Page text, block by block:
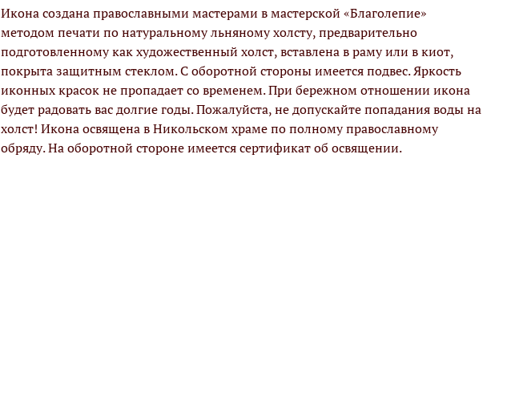
Икона создана православными мастерами в мастерской «Благолепие»
методом печати по натуральному льняному холсту, предварительно
подготовленному как художественный холст, вставлена в раму или в киот,
покрыта защитным стеклом. С оборотной стороны имеется подвес. Яркость
иконных красок не пропадает со временем. При бережном отношении икона
будет радовать вас долгие годы. Пожалуйста, не допускайте попадания воды на
холст! Икона освящена в Никольском храме по полному православному
обряду. На оборотной стороне имеется сертификат об освящении.